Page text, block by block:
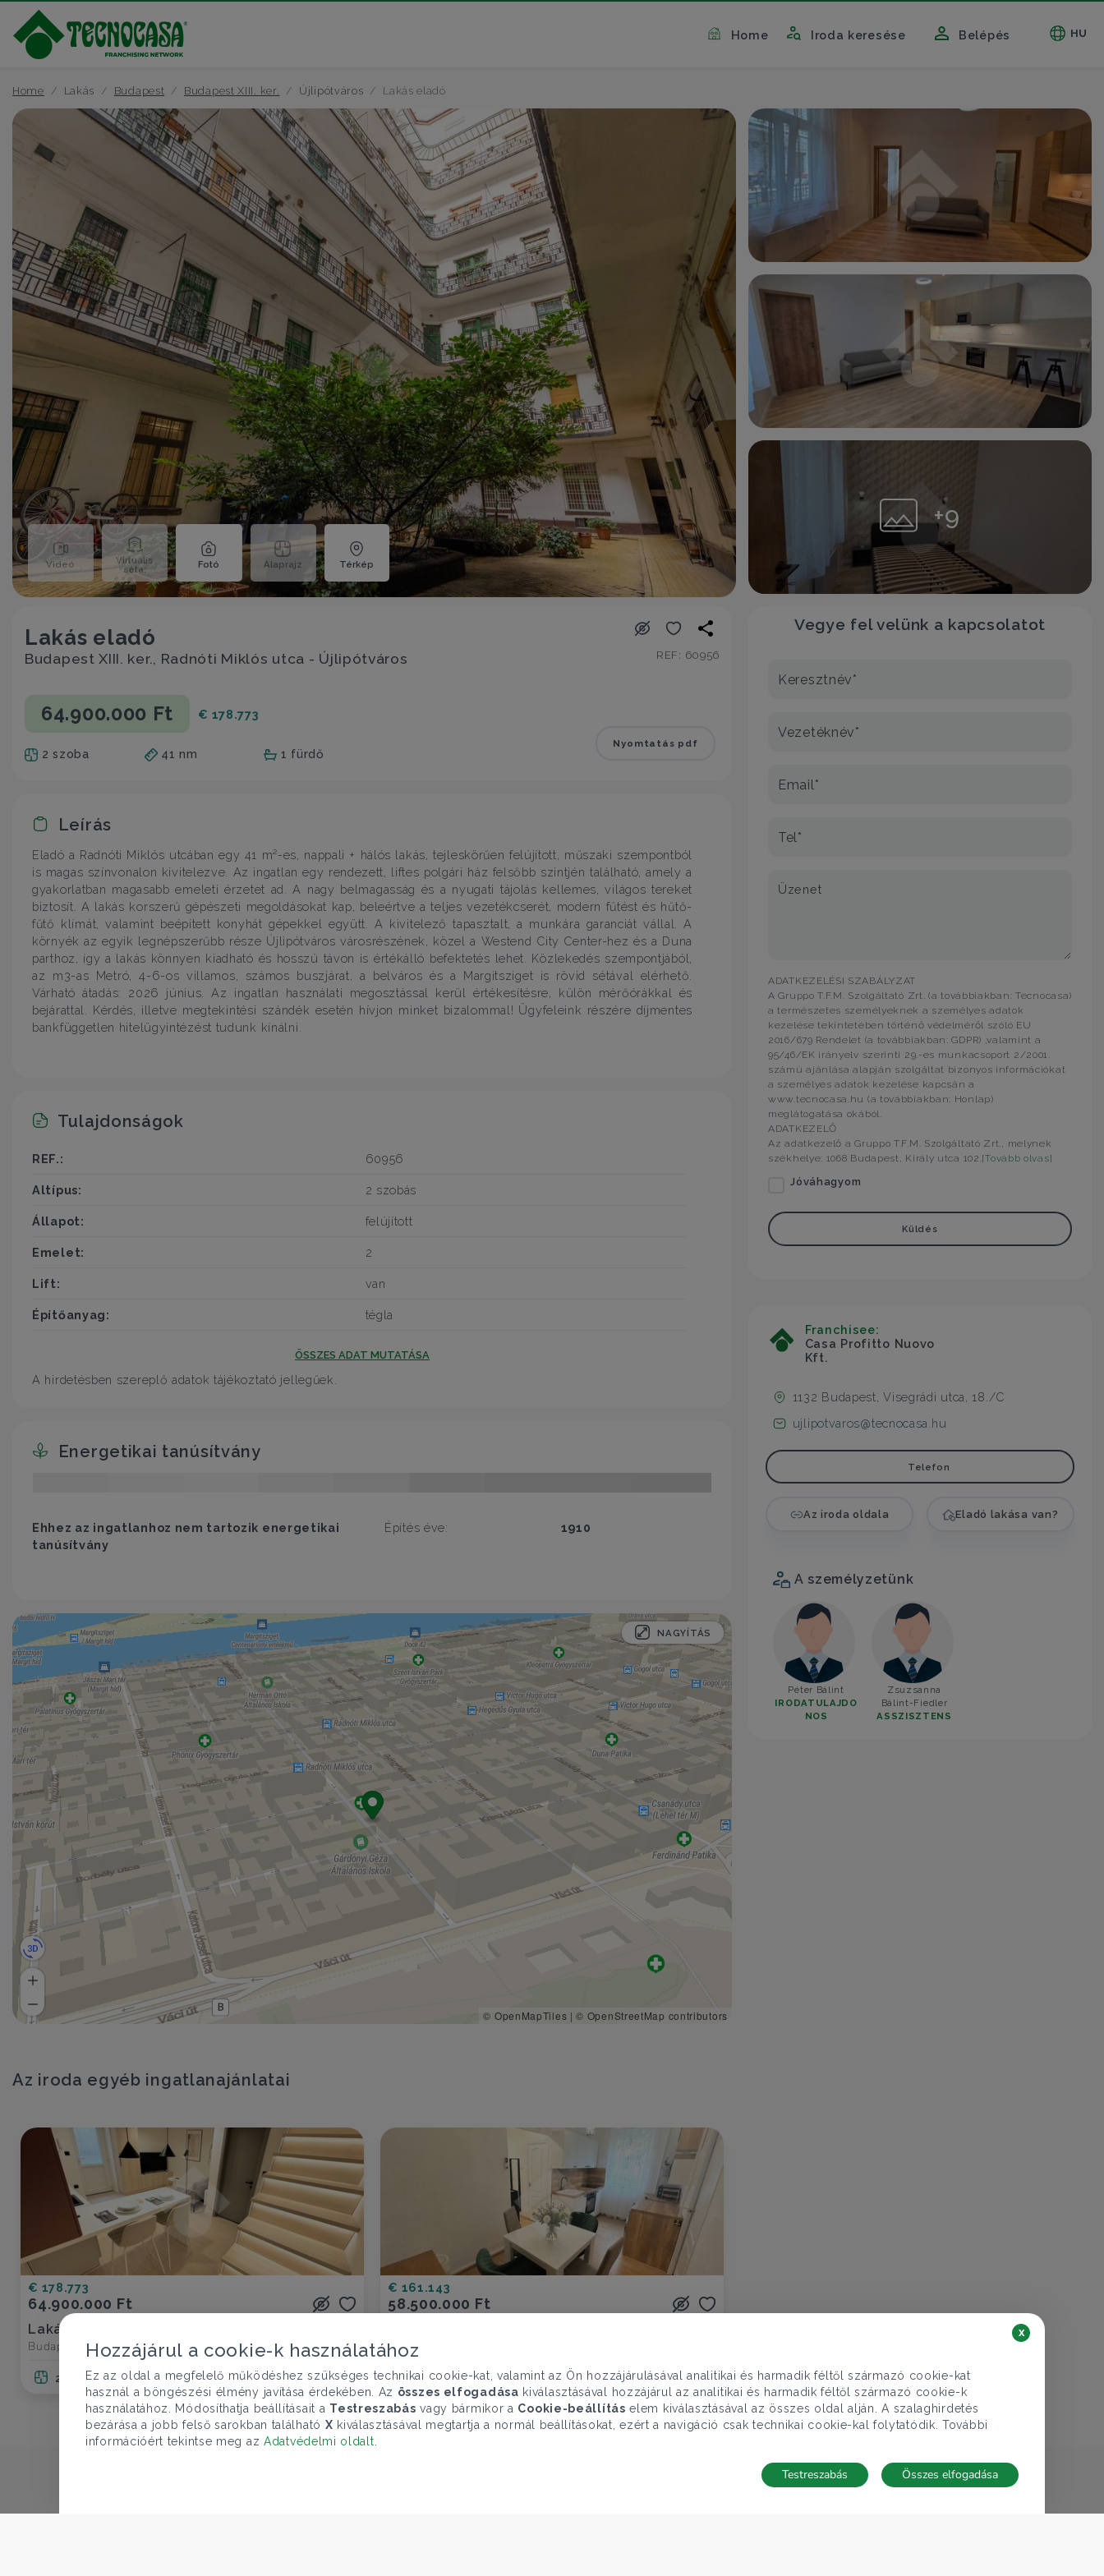
Home Iroda keresése Belépés HU
Home Lakás Budapest Budapest XIII. ker. Újlipótváros Lakás eladó
Videó Virtuális
séta; Fotó Alaprajz Térkép
+9
Lakás eladó
Budapest XIII. ker., Radnóti Miklós utca - Újlipótváros REF: 60956
64.900.000 Ft € 178.773
2 szoba 41 nm 1 fürdő
Nyomtatás pdf
Leírás
Eladó a Radnóti Miklós utcában egy 41 m²-es, nappali + hálós lakás, tejleskörűen felújított, műszaki szempontból
is magas színvonalon kivitelezve. Az ingatlan egy rendezett, liftes polgári ház felsőbb szintjén található, amely a
gyakorlatban magasabb emeleti érzetet ad. A nagy belmagasság és a nyugati tájolás kellemes, világos tereket
biztosít. A lakás korszerű gépészeti megoldásokat kap, beleértve a teljes vezetékcserét, modern fűtést és hűtő-
fűtő klímát, valamint beépített konyhát gépekkel együtt. A kivitelező tapasztalt, a munkára garanciát vállal. A
környék az egyik legnépszerűbb része Újlipótváros városrészének, közel a Westend City Center-hez és a Duna
parthoz, így a lakás könnyen kiadható és hosszú távon is értékálló befektetés lehet. Közlekedés szempontjából,
az m3-as Metró, 4-6-os villamos, számos buszjárat, a belváros és a Margitsziget is rövid sétával elérhető.
Várható átadás: 2026 június. Az ingatlan használati megosztással kerül értékesítésre, külön mérőórákkal és
bejárattal. Kérdés, illetve megtekintési szándék esetén hívjon minket bizalommal! Ügyfeleink részére díjmentes
bankfüggetlen hitelügyintézést tudunk kínálni.
Tulajdonságok
REF.: 60956
Altípus: 2 szobás
Állapot: felújított
Emelet: 2
Lift: van
Építőanyag: tégla
ÖSSZES ADAT MUTATÁSA
A hirdetésben szereplő adatok tájékoztató jellegűek.
Energetikai tanúsítvány
Ehhez az ingatlanhoz nem tartozik energetikai
tanúsítvány
Építés éve: 1910
NAGYÍTÁS
© OpenMapTiles |© OpenStreetMap contributors
Az iroda egyéb ingatlanajánlatai
€ 178.773
64.900.000 Ft
Lakás eladó
Budapest XIII. ker., Csanády utca - Újlipótváros
2 szoba 41 nm 1 fürdő
€ 161.143
58.500.000 Ft
Budapest XIII. ker., Kárpát utca - Külső Újlipótváros
1 szoba 36 nm 1 fürdő 1 szoba 34 nm 1 fürdő
Vegye fel velünk a kapcsolatot
Keresztnév*
Vezetéknév*
Email*
Tel*
Üzenet
ADATKEZELÉSI SZABÁLYZAT
A Gruppo T.F.M. Szolgáltató Zrt. (a továbbiakban: Tecnocasa)
a természetes személyeknek a személyes adatok
kezelése tekintetében történő védelméről szóló EU
2016/679 Rendelet (a továbbiakban: GDPR) ,valamint a
95/46/EK irányelv szerinti 29.-es munkacsoport 2/2001.
számú ajánlása alapján szolgáltat bizonyos információkat
a személyes adatok kezelése kapcsán a
www.tecnocasa.hu (a továbbiakban: Honlap)
meglátogatása okából.
ADATKEZELŐ
Az adatkezelő a Gruppo T.F.M. Szolgáltató Zrt., melynek
székhelye: 1068 Budapest, Király utca 102.[Tovább olvas]
Jóváhagyom
Küldés
Franchisee:
Casa Profitto Nuovo
Kft.
1132 Budapest, Visegrádi utca, 18./C
ujlipotvaros@tecnocasa.hu
Telefon
Az iroda oldala Eladó lakása van?
A személyzetünk
Péter Bálint
IRODATULAJDO
NOS
Zsuzsanna
Bálint-Fiedler
ASSZISZTENS
Hozzájárul a cookie-k használatához
Ez az oldal a megfelelő működéshez szükséges technikai cookie-kat, valamint az Ön hozzájárulásával analitikai és harmadik féltől származó cookie-kat
használ a böngészési élmény javítása érdekében. Az összes elfogadása kiválasztásával hozzájárul az analitikai és harmadik féltől származó cookie-k
használatához. Módosíthatja beállításait a Testreszabás vagy bármikor a Cookie-beállítás elem kiválasztásával az összes oldal alján. A szalaghirdetés
bezárása a jobb felső sarokban található X kiválasztásával megtartja a normál beállításokat, ezért a navigáció csak technikai cookie-kal folytatódik. További
információért tekintse meg az Adatvédelmi oldalt
x
Összes elfogadása
Testreszabás